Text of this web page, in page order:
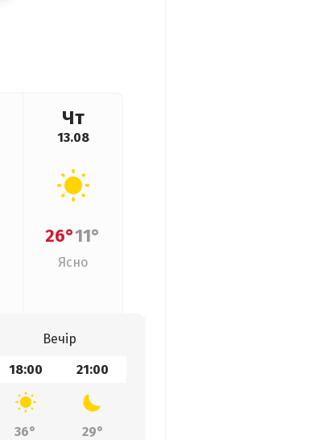
Чт
13.08
26°11°
Ясно
Вечір
18:00 21:00
36°
29°